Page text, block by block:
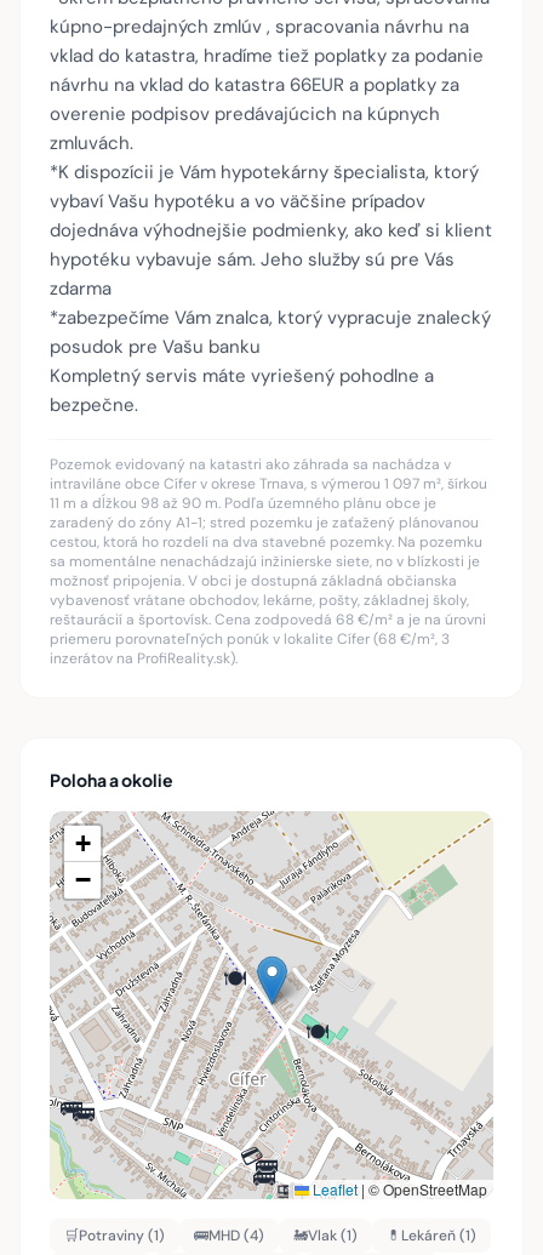
kúpno-predajných zmlúv , spracovania návrhu na
vklad do katastra, hradíme tiež poplatky za podanie
návrhu na vklad do katastra 66EUR a poplatky za
overenie podpisov predávajúcich na kúpnych
zmluvách.
*K dispozícii je Vám hypotekárny špecialista, ktorý
vybaví Vašu hypotéku a vo väčšine prípadov
dojednáva výhodnejšie podmienky, ako keď si klient
hypotéku vybavuje sám. Jeho služby sú pre Vás
zdarma
*zabezpečíme Vám znalca, ktorý vypracuje znalecký
posudok pre Vašu banku
Kompletný servis máte vyriešený pohodlne a
bezpečne.
Pozemok evidovaný na katastri ako záhrada sa nachádza v
intraviláne obce Cífer v okrese Trnava, s výmerou 1 097 m², šírkou
11 m a dĺžkou 98 až 90 m. Podľa územného plánu obce je
zaradený do zóny A1-1; stred pozemku je zaťažený plánovanou
cestou, ktorá ho rozdelí na dva stavebné pozemky. Na pozemku
sa momentálne nenachádzajú inžinierske siete, no v blízkosti je
možnosť pripojenia. V obci je dostupná základná občianska
vybavenosť vrátane obchodov, lekárne, pošty, základnej školy,
reštaurácií a športovísk. Cena zodpovedá 68 €/m² a je na úrovni
priemeru porovnateľných ponúk v lokalite Cífer (68 €/m², 3
inzerátov na ProfiReality.sk).
Poloha a okolie
🛒
🚌
🚌
🚌
🚌
💊
📮
🍽️
🍽️
💳
+
−
Leaflet | © OpenStreetMap
🛒Potraviny (1) 🚌MHD (4) 🚂Vlak (1) 💊 Lekáreň (1)